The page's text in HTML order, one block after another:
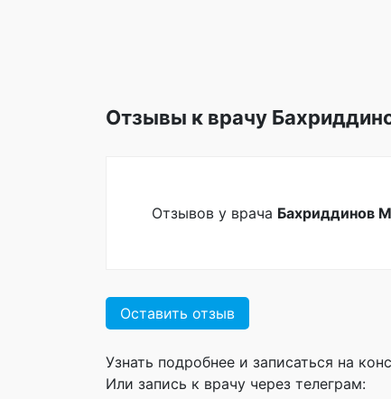
Отзывы к врачу
Отзывов у врача Бахриддинов
Оставить отзыв
Узнать подробнее и записаться на
Или запись к врачу через телеграм: